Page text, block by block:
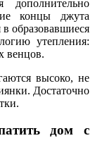
концы джута
образовавшиеся
утепления:
венцов.
высоко, не
Достаточно
дом с